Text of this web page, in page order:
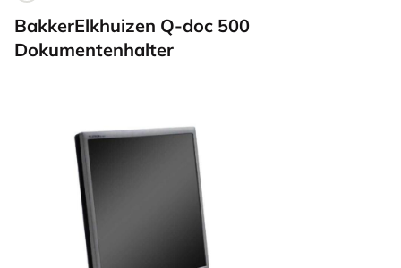
BakkerElkhuizen Q-doc 500
Dokumentenhalter